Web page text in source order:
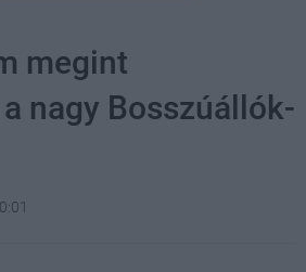
megint
nagy Bosszúállók-